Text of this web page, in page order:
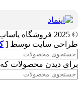
© 2025 فروشگاه پاساب. تمامی حقوق محفوظ است
طراحی سایت توسط [
برای دیدن محصولات که